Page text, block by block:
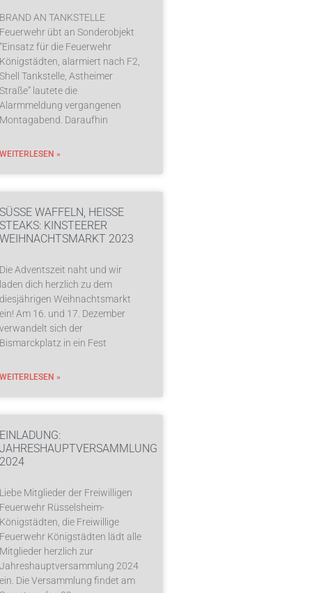
BRAND AN TANKSTELLE
Feuerwehr übt an Sonderobjekt
“Einsatz für die Feuerwehr
Königstädten, alarmiert nach F2,
Shell Tankstelle, Astheimer
Straße” lautete die
Alarmmeldung vergangenen
Montagabend. Daraufhin
WEITERLESEN »
SÜSSE WAFFELN, HEISSE ST
EAKS: KINSTEERER WE
IHNACHTSMARKT 2023
Die Adventszeit naht und wir
laden dich herzlich zu dem
diesjährigen Weihnachtsmarkt
ein! Am 16. und 17. Dezember
verwandelt sich der
Bismarckplatz in ein Fest
WEITERLESEN »
EINLADUNG:
JAHRESHAUPTVERSAMMLUNG
2024
Liebe Mitglieder der Freiwilligen
Feuerwehr Rüsselsheim-
Königstädten, die Freiwillige
Feuerwehr Königstädten lädt alle
Mitglieder herzlich zur
Jahreshauptversammlung 2024
ein. Die Versammlung findet am